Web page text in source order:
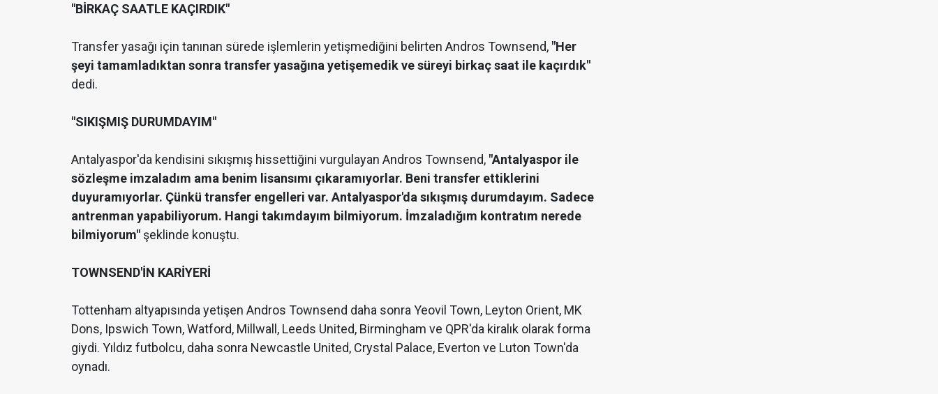
"BİRKAÇ SAATLE KAÇIRDIK"
Transfer yasağı için tanınan sürede işlemlerin yetişmediğini belirten Andros Townsend, "Her
şeyi tamamladıktan sonra transfer yasağına yetişemedik ve süreyi birkaç saat ile kaçırdık"
dedi.
"SIKIŞMIŞ DURUMDAYIM"
Antalyaspor'da kendisini sıkışmış hissettiğini vurgulayan Andros Townsend, "Antalyaspor ile
sözleşme imzaladım ama benim lisansımı çıkaramıyorlar. Beni transfer ettiklerini
duyuramıyorlar. Çünkü transfer engelleri var. Antalyaspor'da sıkışmış durumdayım. Sadece
antrenman yapabiliyorum. Hangi takımdayım bilmiyorum. İmzaladığım kontratım nerede
bilmiyorum" şeklinde konuştu.
TOWNSEND'İN KARİYERİ
Tottenham altyapısında yetişen Andros Townsend daha sonra Yeovil Town, Leyton Orient, MK
Dons, Ipswich Town, Watford, Millwall, Leeds United, Birmingham ve QPR'da kiralık olarak forma
giydi. Yıldız futbolcu, daha sonra Newcastle United, Crystal Palace, Everton ve Luton Town'da
oynadı.